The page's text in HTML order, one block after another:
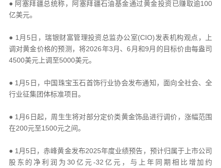
● 阿塞拜疆总统称，阿塞拜疆石油基金通过黄金投资已赚取逾100
亿美元。
● 1月5日，瑞银财富管理投资总监办公室(CIO)发表机构观点，上
调对黄金价格的预测，将2026年3月、6月和9月的目标价由每盎司
4500美元上调至5000美元。
● 1月5日，中国珠宝玉石首饰行业协会发布通知，面向全社会、全
行业征集团体标准项目。
● 1月6日起，周生生将对部分定价类黄金饰品进行调价，涨幅范围
在200元至1500元之间。
● 1月5日，赤峰黄金发布2025年度业绩预告，预计归属于上市公司
股东的净利润为30亿元-32亿元，与上年同期相比增加约